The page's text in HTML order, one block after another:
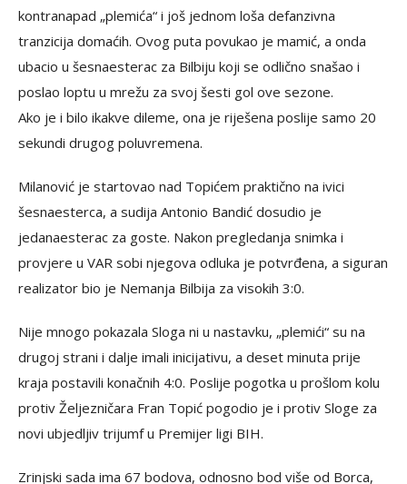
kontranapad „plemića“ i još jednom loša defanzivna
tranzicija domaćih. Ovog puta povukao je mamić, a onda
ubacio u šesnaesterac za Bilbiju koji se odlično snašao i
poslao loptu u mrežu za svoj šesti gol ove sezone.
Ako je i bilo ikakve dileme, ona je riješena poslije samo 20
sekundi drugog poluvremena.
Milanović je startovao nad Topićem praktično na ivici
šesnaesterca, a sudija Antonio Bandić dosudio je
jedanaesterac za goste. Nakon pregledanja snimka i
provjere u VAR sobi njegova odluka je potvrđena, a siguran
realizator bio je Nemanja Bilbija za visokih 3:0.
Nije mnogo pokazala Sloga ni u nastavku, „plemići“ su na
drugoj strani i dalje imali inicijativu, a deset minuta prije
kraja postavili konačnih 4:0. Poslije pogotka u prošlom kolu
protiv Željezničara Fran Topić pogodio je i protiv Sloge za
novi ubjedljiv trijumf u Premijer ligi BIH.
Zrinjski sada ima 67 bodova, odnosno bod više od Borca,